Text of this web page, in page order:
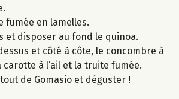
fumée en lamelles.
et disposer au fond le quinoa.
et côté à côte, le concombre à
à l’ail et la truite fumée.
de Gomasio et déguster !